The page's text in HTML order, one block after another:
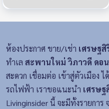
ห้องประกาศ ขาย/เช่า เศรษฐสิ
ทำเล สะพานใหม่ วิภาวดี ดอ
สะดวก เชื่อมต่อ เข้าสู่ตัวเมือง
รถไฟฟ้า เราขอแนะนำ เศรษฐ
Livinginsider นี้ จะมีทั้งรายกา